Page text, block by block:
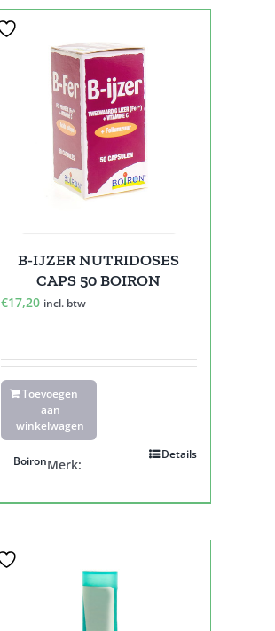
B-IJZER NUTRIDOSES
CAPS 50 BOIRON
€17,20 incl. btw
Toevoegen
aan
winkelwagen
Details
Merk:
Boiron